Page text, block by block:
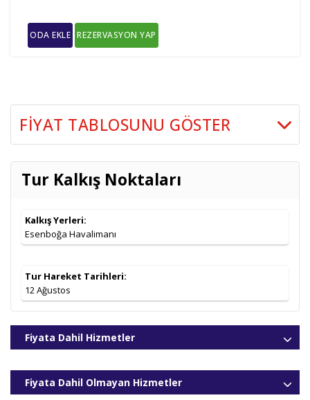
ODA EKLE REZERVASYON YAP
FIYAT TABLOSUNU GÖSTER
4* Holiday Inn Hotel Science Park vb.
Tur Kalkış Noktaları
Kalkış Yerleri:
Esenboğa Havalimanı
Tur Hareket Tarihleri:
12 Ağustos
Fiyata Dahil Hizmetler
Fiyata Dahil Olmayan Hizmetler